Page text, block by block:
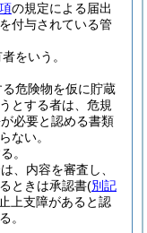
の規定による届出
付与されている管
をいう。
危険物を仮に貯蔵
とする者は、危規
必要と認める書類
ない。
。
、内容を審査し、
ときは承認書(別記
上支障があると認
。